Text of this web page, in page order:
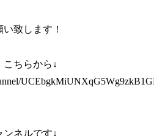
致します！
こちらから↓
ネルです↓